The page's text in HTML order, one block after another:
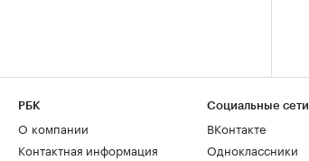
РБК
О компании
Контактная информация
Социальные сети
ВКонтакте
Одноклассники